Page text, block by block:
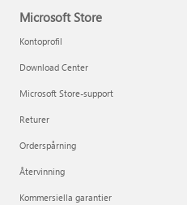
Microsoft Store
Kontoprofil
Download Center
Microsoft Store-support
Returer
Orderspårning
Återvinning
Kommersiella garantier